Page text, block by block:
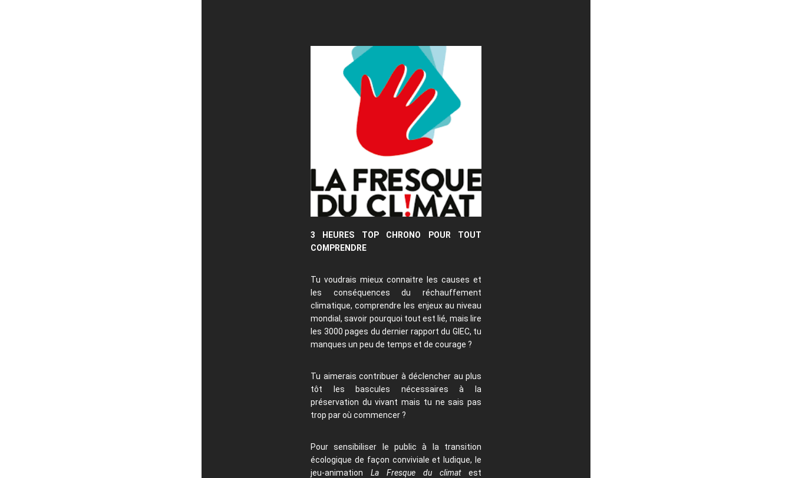
3 HEURES TOP CHRONO POUR TOUT
COMPRENDRE
Tu voudrais mieux connaitre les causes et
les conséquences du réchauffement
climatique, comprendre les enjeux au niveau
mondial, savoir pourquoi tout est lié, mais lire
les 3000 pages du dernier rapport du GIEC, tu
manques un peu de temps et de courage ?
Tu aimerais contribuer à déclencher au plus
tôt les bascules nécessaires à la
préservation du vivant mais tu ne sais pas
trop par où commencer ?
Pour sensibiliser le public à la transition
écologique de façon conviviale et ludique, le
jeu-animation La Fresque du climatest